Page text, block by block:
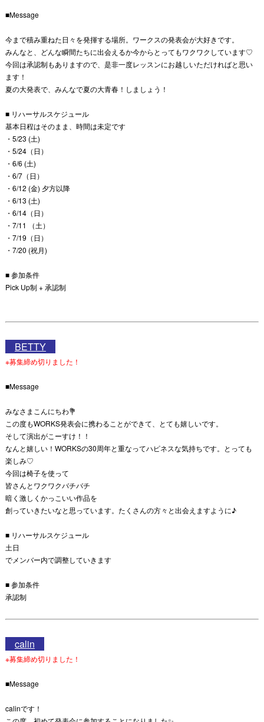
■Message
今まで積み重ねた日々を発揮する場所。ワークスの発表会が大好きです。
みんなと、どんな瞬間たちに出会えるか今からとってもワクワクしています♡
今回は承認制もありますので、是非一度レッスンにお越しいただければと思い
ます！
夏の大発表で、みんなで夏の大青春！しましょう！
■ リハーサルスケジュール
基本日程はそのまま、時間は未定です
・5/23 (土)
・5/24（日）
・6/6 (土)
・6/7（日）
・6/12 (金) 夕方以降
・6/13 (土)
・6/14（日）
・7/11 （土）
・7/19（日）
・7/20 (祝月)
■ 参加条件
Pick Up制 + 承認制
BETTY
※募集締め切りました！
■Message
みなさまこんにちわ💐
この度もWORKS発表会に携わることができて、とても嬉しいです。
そして演出がこーすけ！！
なんと嬉しい！WORKSの30周年と重なってハピネスな気持ちです。とっても
楽しみ♡
今回は椅子を使って
皆さんとワクワクバチバチ
暗く激しくかっこいい作品を
創っていきたいなと思っています。たくさんの方々と出会えますように♪
■ リハーサルスケジュール
土日
でメンバー内で調整していきます
■ 参加条件
承認制
calin
※募集締め切りました！
■Message
calinです！